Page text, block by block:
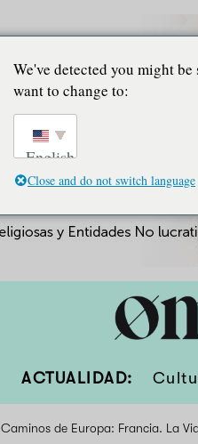
ACTUALIDAD:
Caminos de Europa: Francia. La
We've detected you might
want to change to:
English
Close and do not switch language